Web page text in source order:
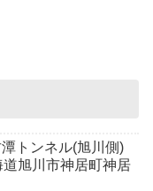
トンネル(旭川側)
旭川市神居町神居